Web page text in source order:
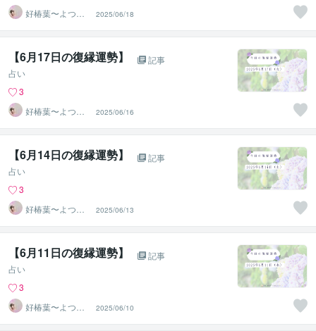
好椿葉〜よつ
ば〜
2025/06/18
【6月17日の復縁運勢】
記事
占い
3
好椿葉〜よつ
ば〜
2025/06/16
【6月14日の復縁運勢】
記事
占い
3
好椿葉〜よつ
ば〜
2025/06/13
【6月11日の復縁運勢】
記事
占い
3
好椿葉〜よつ
ば〜
2025/06/10